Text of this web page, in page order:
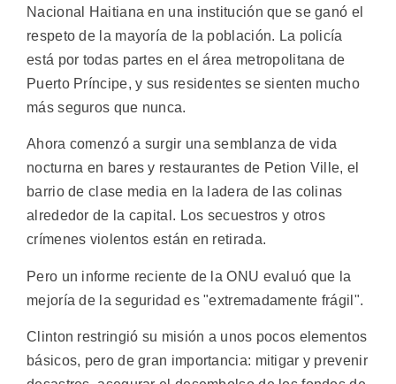
Nacional Haitiana en una institución que se ganó el
respeto de la mayoría de la población. La policía
está por todas partes en el área metropolitana de
Puerto Príncipe, y sus residentes se sienten mucho
más seguros que nunca.
Ahora comenzó a surgir una semblanza de vida
nocturna en bares y restaurantes de Petion Ville, el
barrio de clase media en la ladera de las colinas
alrededor de la capital. Los secuestros y otros
crímenes violentos están en retirada.
Pero un informe reciente de la ONU evaluó que la
mejoría de la seguridad es "extremadamente frágil".
Clinton restringió su misión a unos pocos elementos
básicos, pero de gran importancia: mitigar y prevenir